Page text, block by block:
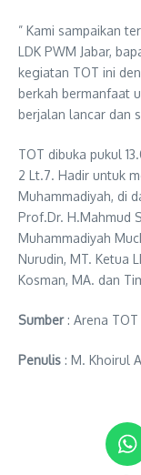
” Kami sampaikan
LDK PWM Jabar,
kegiatan TOT ini
berkah bermanfaat
berjalan lancar dan
TOT dibuka pukul
2 Lt.7. Hadir untuk
Muhammadiyah, di
Prof.Dr. H.Mahmud
Muhammadiyah
Nurudin, MT. Ketua
Kosman, MA. dan
Sumber: Arena TOT
Penulis : M. Khoirul